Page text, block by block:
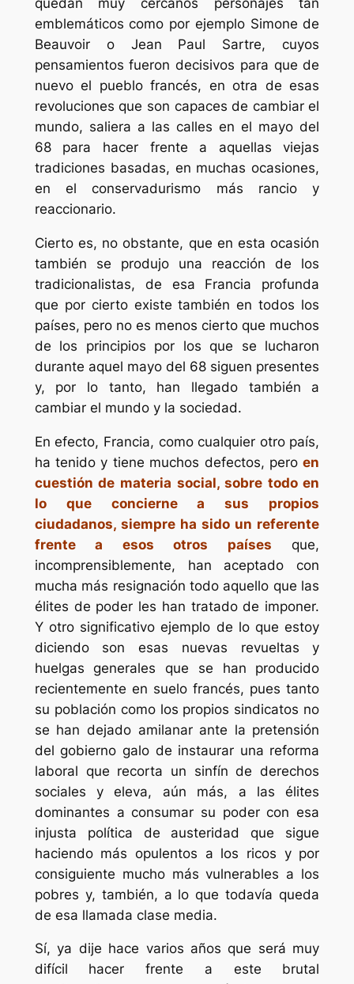
quedan muy cercanos personajes tan
emblemáticos como por ejemplo Simone de
Beauvoir o Jean Paul Sartre, cuyos
pensamientos fueron decisivos para que de
nuevo el pueblo francés, en otra de esas
revoluciones que son capaces de cambiar el
mundo, saliera a las calles en el mayo del
68 para hacer frente a aquellas viejas
tradiciones basadas, en muchas ocasiones,
en el conservadurismo más rancio y
reaccionario.
Cierto es, no obstante, que en esta ocasión
también se produjo una reacción de los
tradicionalistas, de esa Francia profunda
que por cierto existe también en todos los
países, pero no es menos cierto que muchos
de los principios por los que se lucharon
durante aquel mayo del 68 siguen presentes
y, por lo tanto, han llegado también a
cambiar el mundo y la sociedad.
En efecto, Francia, como cualquier otro país,
ha tenido y tiene muchos defectos, peroen
cuestión de materia social, sobre todo en
lo que concierne a sus propios
ciudadanos, siempre ha sido un referente
frente a esos otros países que,
incomprensiblemente, han aceptado con
mucha más resignación todo aquello que las
élites de poder les han tratado de imponer.
Y otro significativo ejemplo de lo que estoy
diciendo son esas nuevas revueltas y
huelgas generales que se han producido
recientemente en suelo francés, pues tanto
su población como los propios sindicatos no
se han dejado amilanar ante la pretensión
del gobierno galo de instaurar una reforma
laboral que recorta un sinfín de derechos
sociales y eleva, aún más, a las élites
dominantes a consumar su poder con esa
injusta política de austeridad que sigue
haciendo más opulentos a los ricos y por
consiguiente mucho más vulnerables a los
pobres y, también, a lo que todavía queda
de esa llamada clase media.
Sí, ya dije hace varios años que será muy
difícil hacer frente a este brutal